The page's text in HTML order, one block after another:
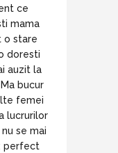
ce
mama
o stare
doresti
auzit la
bucur
femei
lucrurilor
se mai
perfect